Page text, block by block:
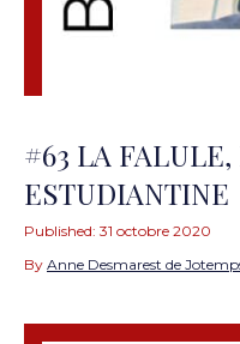
#63 LA FALULE,
ESTUDIANTINE
Published: 31 octobre 2020
By Anne Desmarest de